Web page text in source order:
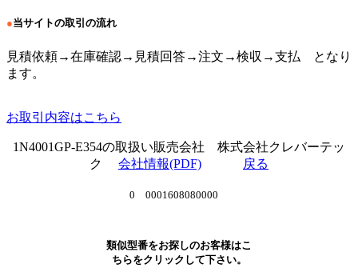
●当サイトの取引の流れ
見積依頼→在庫確認→見積回答→注文→検収→支払 となり
ます。
お取引内容はこちら
1N4001GP-E354の取扱い販売会社 株式会社クレバーテッ
ク 会社情報(PDF) 戻る
0 0001608080000
類似型番をお探しのお客様はこ
ちらをクリックして下さい。